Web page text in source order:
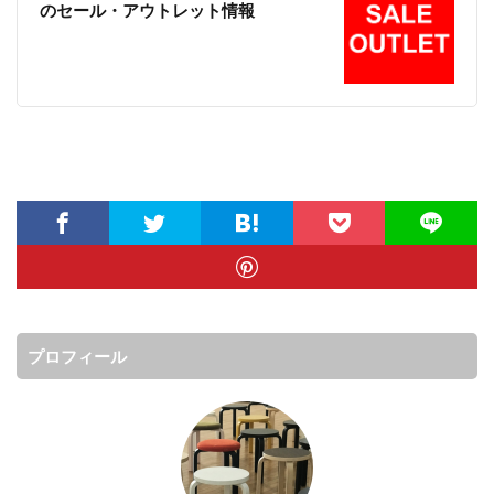
のセール・アウトレット情報
プロフィール